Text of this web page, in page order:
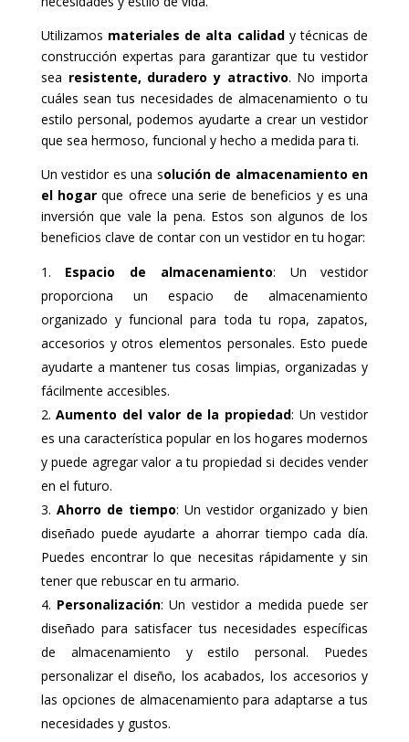
Utilizamos materiales de alta calidady técnicas de
construcción expertas para garantizar que tu vestidor
sea resistente, duradero y atractivo. No importa
cuáles sean tus necesidades de almacenamiento o tu
estilo personal, podemos ayudarte a crear un vestidor
que sea hermoso, funcional y hecho a medida para ti.
Un vestidor es una solución de almacenamiento en
el hogar que ofrece una serie de beneficios y es una
inversión que vale la pena. Estos son algunos de los
beneficios clave de contar con un vestidor en tu hogar:
Espacio de almacenamiento: Un vestidor
proporciona un espacio de almacenamiento
organizado y funcional para toda tu ropa, zapatos,
accesorios y otros elementos personales. Esto puede
ayudarte a mantener tus cosas limpias, organizadas y
fácilmente accesibles.
Aumento del valor de la propiedad: Un vestidor
es una característica popular en los hogares modernos
y puede agregar valor a tu propiedad si decides vender
en el futuro.
Ahorro de tiempo: Un vestidor organizado y bien
diseñado puede ayudarte a ahorrar tiempo cada día.
Puedes encontrar lo que necesitas rápidamente y sin
tener que rebuscar en tu armario.
Personalización: Un vestidor a medida puede ser
diseñado para satisfacer tus necesidades específicas
de almacenamiento y estilo personal. Puedes
personalizar el diseño, los acabados, los accesorios y
las opciones de almacenamiento para adaptarse a tus
necesidades y gustos.